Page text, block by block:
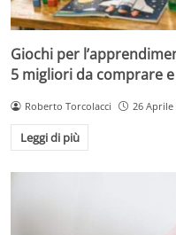
Giochi per
5 migliori da comprare
Roberto Torcolacci 26 Aprile
Leggi di più